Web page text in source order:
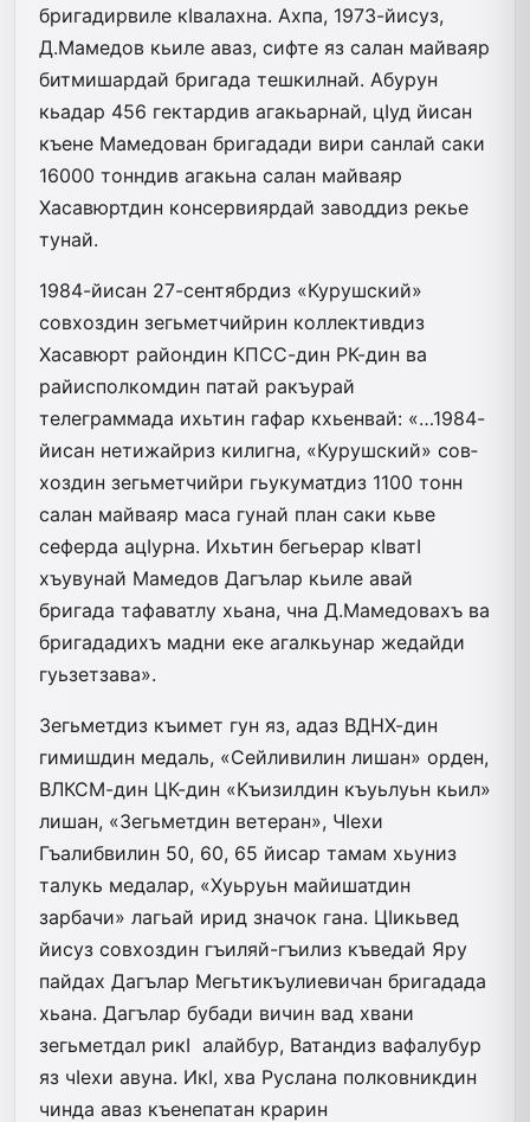
бригадирвиле кIвалахна. Ахпа, 1973-йисуз,
Д.Мамедов кьиле аваз, сифте яз салан майваяр
битмишардай бригада тешкилнай. Абурун
кьадар 456 гектардив агакьарнай, цIуд йисан
къене Мамедован бригадади вири санлай саки
16000 тонндив агакьна салан майваяр
Хасавюртдин консервиярдай заводдиз рекье
тунай.
1984-йисан 27-сентябрдиз «Ку­­рушс­кий»
совхоздин зегьметчийрин коллективдиз
Хасавюрт райондин КПСС-дин РК-дин ва
райисполкомдин патай ракъурай
телеграммада ихьтин гафар кхьенвай: «…1984-
йисан нетижайриз килигна, «Курушский» сов­
хоздин зегьметчийри гьукуматдиз 1100 тонн
салан майваяр маса гунай план саки кьве
сеферда ацIурна. Ихьтин бегьерар кIватI
хъувунай Мамедов Дагълар кьиле авай
бригада тафаватлу хьана, чна Д.Мамедовахъ ва
бригададихъ мадни еке агалкьунар жедайди
гуьзетзава».
Зегьметдиз къимет гун яз, адаз ВДНХ-дин
гимишдин медаль, «Сейливилин лишан» орден,
ВЛКСМ-дин ЦК-дин «Къизилдин къуьлуьн кьил»
лишан, «Зегьметдин ветеран», ЧIехи
Гъалибвилин 50, 60, 65 йисар тамам хьуниз
талукь медалар, «Хуьруьн майишатдин
зарбачи» лагьай ирид значок гана. ЦIикьвед
йисуз совхоздин гъиляй-гъилиз къведай Яру
пайдах Дагълар Мегьтикъулиевичан бригадада
хьана. Дагълар бубади вичин вад хвани
зегьметдал рикI алайбур, Ватандиз вафалубур
яз чIехи авуна. ИкI, хва Руслана полковникдин
чинда аваз къенепатан крарин